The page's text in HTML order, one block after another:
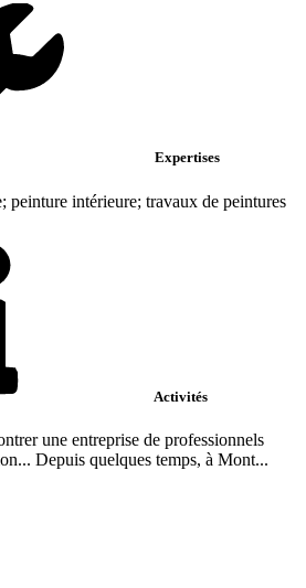
Expertises
peinture intérieure; travaux de peintures
Activités
une entreprise de professionnels
Depuis quelques temps, à Mont...